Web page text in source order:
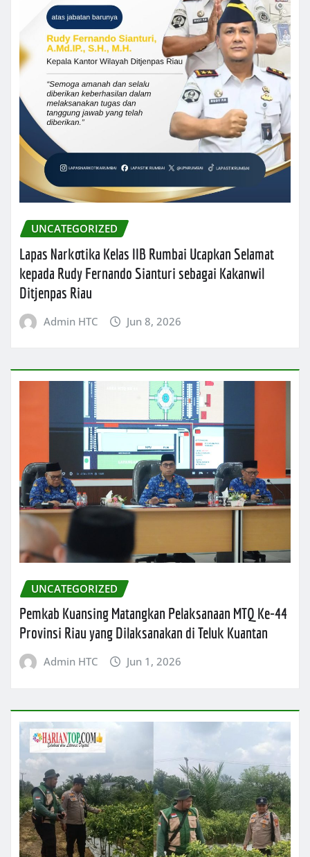
UNCATEGORIZED
Lapas Narkotika Kelas IIB Rumbai Ucapkan Selamat
kepada Rudy Fernando Sianturi sebagai Kakanwil
Ditjenpas Riau
Admin HTC Jun 8, 2026
UNCATEGORIZED
Pemkab Kuansing Matangkan Pelaksanaan MTQ Ke-44
Provinsi Riau yang Dilaksanakan di Teluk Kuantan
Admin HTC Jun 1, 2026